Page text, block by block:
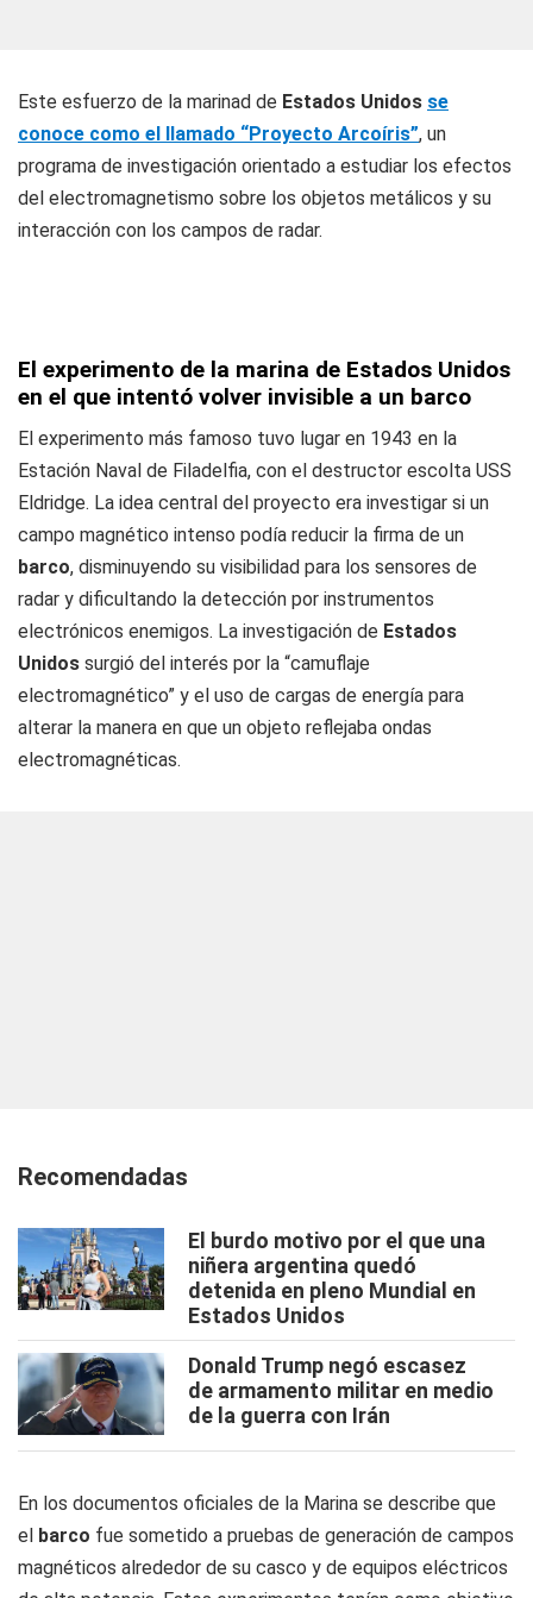
Este esfuerzo de la marinad de Estados Unidos se
conoce como el llamado “Proyecto Arcoíris”, un
programa de investigación orientado a estudiar los efectos
del electromagnetismo sobre los objetos metálicos y su
interacción con los campos de radar.
El experimento de la marina de Estados Unidos
en el que intentó volver invisible a un barco
El experimento más famoso tuvo lugar en 1943 en la
Estación Naval de Filadelfia, con el destructor escolta USS
Eldridge. La idea central del proyecto era investigar si un
campo magnético intenso podía reducir la firma de un
barco, disminuyendo su visibilidad para los sensores de
radar y dificultando la detección por instrumentos
electrónicos enemigos. La investigación de Estados
Unidos surgió del interés por la “camuflaje
electromagnético” y el uso de cargas de energía para
alterar la manera en que un objeto reflejaba ondas
electromagnéticas.
Recomendadas
El burdo motivo por el que una
niñera argentina quedó
detenida en pleno Mundial en
Estados Unidos
Donald Trump negó escasez
de armamento militar en medio
de la guerra con Irán
En los documentos oficiales de la Marina se describe que
el barco fue sometido a pruebas de generación de campos
magnéticos alrededor de su casco y de equipos eléctricos